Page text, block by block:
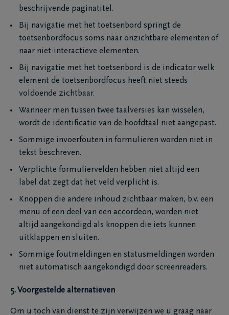
beschrijvende paginatitel.
Bij navigatie met het toetsenbord springt de
toetsenbordfocus soms naar onzichtbare elementen of
naar niet-interactieve elementen.
Bij navigatie met het toetsenbord is de indicator welk
element de toetsenbordfocus heeft niet steeds
voldoende zichtbaar.
Wanneer men tussen twee taalversies kan wisselen,
wordt de identificatie van de hoofdtaal niet aangepast.
Sommige invoerfouten in formulieren worden niet in
tekst beschreven.
Verplichte formuliervelden hebben niet altijd een
label dat zegt dat het veld verplicht is.
Knoppen die andere inhoud zichtbaar maken, b.v. een
menu of een deel van een accordeon, worden niet
altijd aangekondigd als knoppen die iets kunnen
uitklappen en sluiten.
Sommige foutmeldingen en statusmeldingen worden
niet automatisch aangekondigd door screenreaders.
5. Voorgestelde alternatieven
Om u toch van dienst te zijn verwijzen we u graag naar